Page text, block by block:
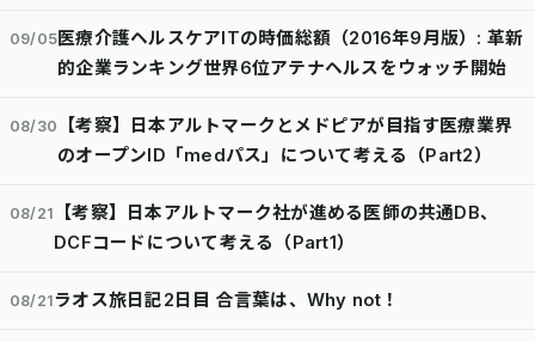
09/05医療介護ヘルスケアITの時価総額（2016年9月版）: 革新
的企業ランキング世界6位アテナヘルスをウォッチ開始
08/30
【考察】日本アルトマークとメドピアが目指す医療業界
のオープンID「medパス」について考える（Part2）
08/21
【考察】日本アルトマーク社が進める医師の共通DB、
DCFコードについて考える（Part1）
08/21ラオス旅日記2日目 合言葉は、Why not！